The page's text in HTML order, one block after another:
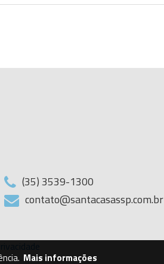
Mais informações
(35) 3539-1300
contato@santacasassp.com.br